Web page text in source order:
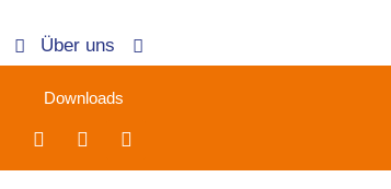
Über uns
Downloads